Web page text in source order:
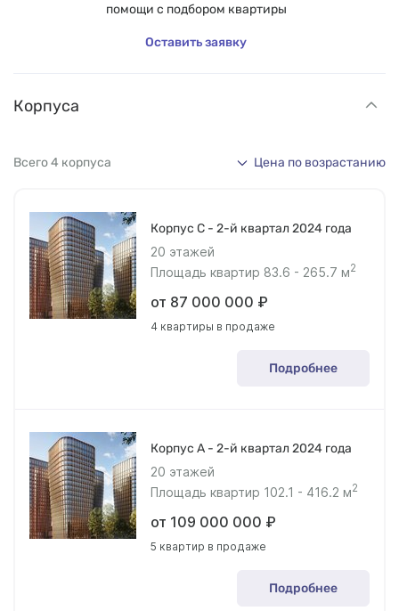
помощи с подбором квартиры
Оставить заявку
Корпуса
Всего 4 корпуса Цена по возрастанию
Корпус С - 2-й квартал 2024 года
20 этажей
Площадь квартир 83.6 - 265.7 м2
от 87 000 000 ₽
4 квартиры в продаже
Подробнее
Корпус А - 2-й квартал 2024 года
20 этажей
Площадь квартир 102.1 - 416.2 м2
от 109 000 000 ₽
5 квартир в продаже
Подробнее